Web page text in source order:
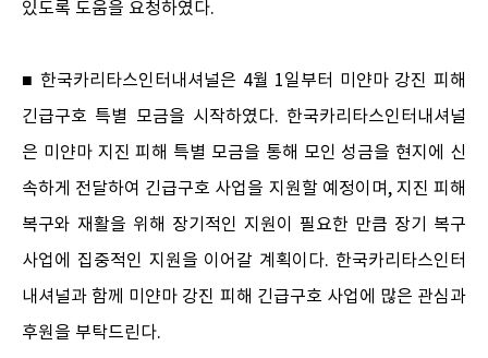
있도록 도움을 요청하였다.
■ 한국카리타스인터내셔널은 4월 1일부터 미얀마 강진 피해
긴급구호 특별 모금을 시작하였다. 한국카리타스인터내셔널
은 미얀마 지진 피해 특별 모금을 통해 모인 성금을 현지에 신
속하게 전달하여 긴급구호 사업을 지원할 예정이며, 지진 피해
복구와 재활을 위해 장기적인 지원이 필요한 만큼 장기 복구
사업에 집중적인 지원을 이어갈 계획이다. 한국카리타스인터
내셔널과 함께 미얀마 강진 피해 긴급구호 사업에 많은 관심과
후원을 부탁드린다.